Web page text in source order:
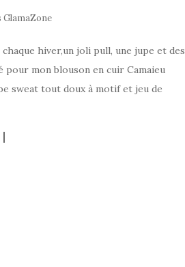
GlamaZone
hiver,un joli pull, une jupe et des
mon blouson en cuir Camaieu
sweat tout doux à motif et jeu de